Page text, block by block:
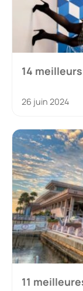
14
26 juin 2024
11